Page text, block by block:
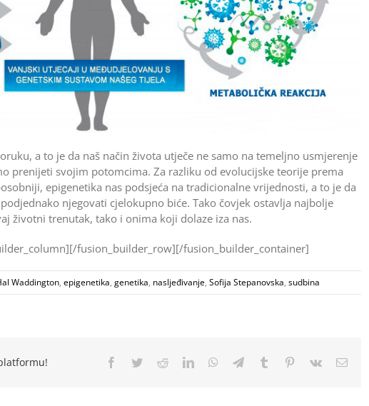
a to je da naš način života utječe ne samo na temeljno usmjerenje
prenijeti svojim potomcima. Za razliku od evolucijske teorije prema
epigenetika nas podsjeća na tradicionalne vrijednosti, a to je da
njegovati cjelokupno biće. Tako čovjek ostavlja najbolje
životni trenutak, tako i onima koji dolaze iza nas.
fusion_builder_row][/fusion_builder_container]
Waddington, epigenetika, genetika, nasljeđivanje, Sofija Stepanovska, sudbina
Facebook
TwitterRedditLinkedInWhatsApp
TelegramTumblr Pinterest
Vk Email